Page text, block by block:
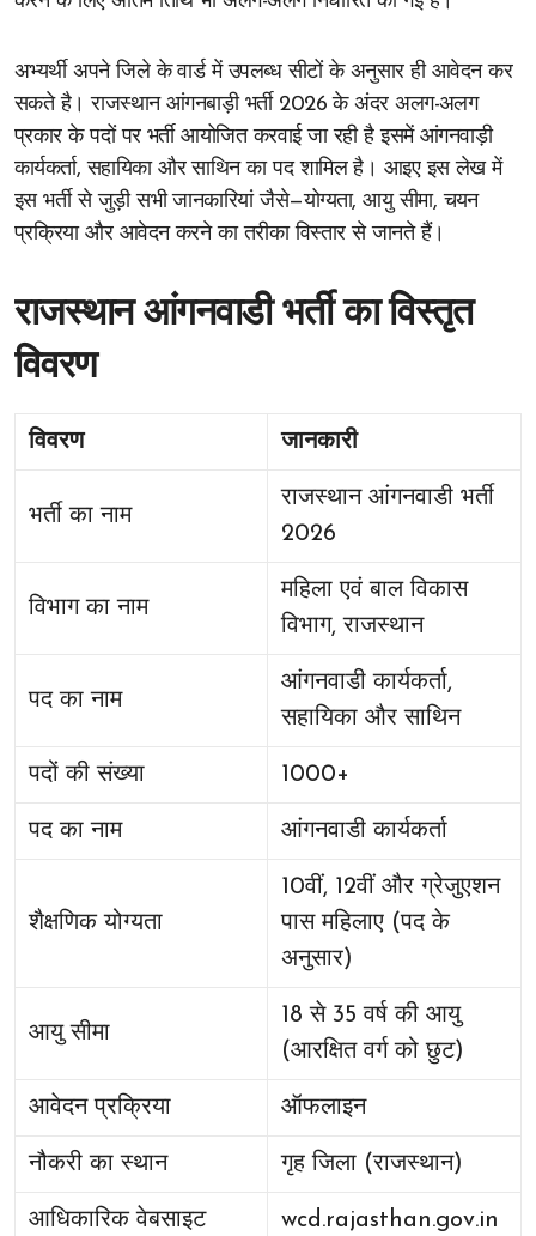
अभ्यर्थी अपने जिले के वार्ड में उपलब्ध सीटों के अनुसार ही आवेदन कर
सकते है। राजस्थान आंगनबाड़ी भर्ती 2026 के अंदर अलग-अलग
प्रकार के पदों पर भर्ती आयोजित करवाई जा रही है इसमें आंगनवाड़ी
कार्यकर्ता, सहायिका और साथिन का पद शामिल है। आइए इस लेख में
इस भर्ती से जुड़ी सभी जानकारियां जैसे—योग्यता, आयु सीमा, चयन
प्रक्रिया और आवेदन करने का तरीका विस्तार से जानते हैं।
राजस्थान आंगनवाडी भर्ती का विस्तृत
विवरण
विवरण जानकारी
भर्ती का नाम
राजस्थान आंगनवाडी भर्ती
2026
विभाग का नाम
महिला एवं बाल विकास
विभाग, राजस्थान
पद का नाम
आंगनवाडी कार्यकर्ता,
सहायिका और साथिन
पदों की संख्या 1000+
पद का नाम आंगनवाडी कार्यकर्ता
शैक्षणिक योग्यता
10वीं, 12वीं और ग्रेजुएशन
पास महिलाए (पद के
अनुसार)
आयु सीमा
18 से 35 वर्ष की आयु
(आरक्षित वर्ग को छुट)
आवेदन प्रक्रिया ऑफलाइन
नौकरी का स्थान गृह जिला (राजस्थान)
आधिकारिक वेबसाइट wcd.rajasthan.gov.in